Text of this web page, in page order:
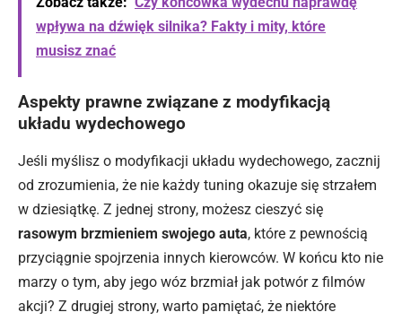
wpływa na dźwięk silnika? Fakty i mity, które
musisz znać
Aspekty prawne związane z modyfikacją
układu wydechowego
Jeśli myślisz o modyfikacji układu wydechowego, zacznij
od zrozumienia, że nie każdy tuning okazuje się strzałem
w dziesiątkę. Z jednej strony, możesz cieszyć się
rasowym brzmieniem swojego auta, które z pewnością
przyciągnie spojrzenia innych kierowców. W końcu kto nie
marzy o tym, aby jego wóz brzmiał jak potwór z filmów
akcji? Z drugiej strony, warto pamiętać, że niektóre